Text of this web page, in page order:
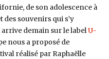
de son adolescence à
des souvenirs qui s’y
demain sur le labelU-
nous a proposé de
réalisé par Raphaëlle